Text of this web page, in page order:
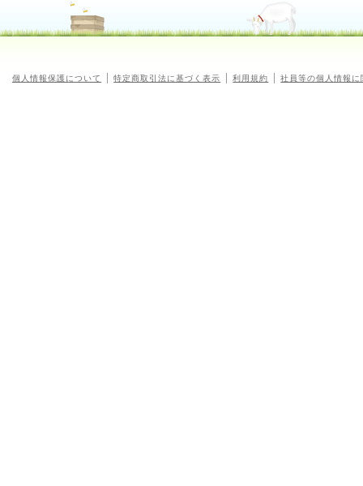
個人情報保護について 特定商取引法に基づく表示 利用規約 社員等の個人情報